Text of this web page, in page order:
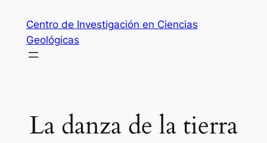
contenido
Centro de Investigación en Ciencias
Geológicas
La danza de la tierra